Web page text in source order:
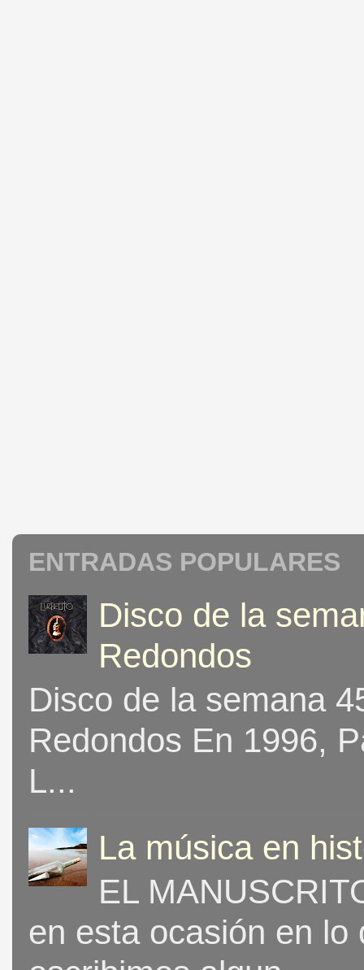
ENTRADAS POPULARES
Disco de la
Redondos
Disco de la semana
Redondos En 1996,
L...
La música en
EL
en esta ocasión en